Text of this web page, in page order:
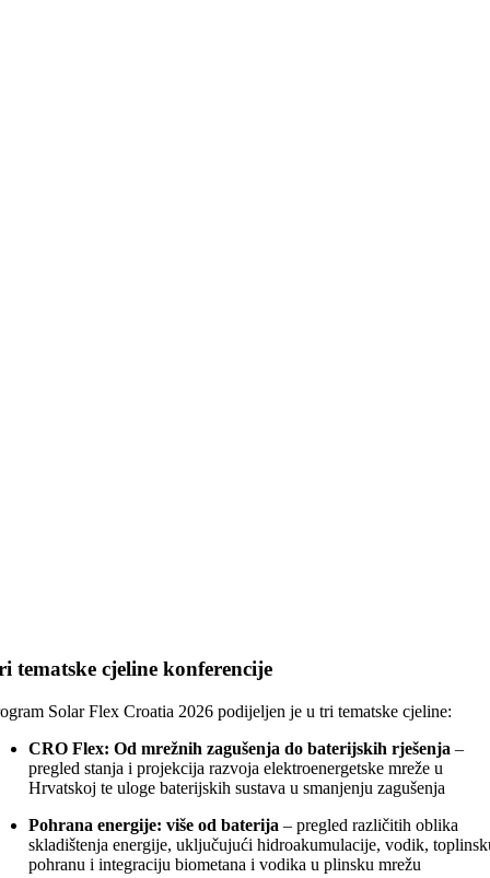
tematske cjeline konferencije
Solar Flex Croatia 2026 podijeljen je u tri tematske cjeline:
CRO Flex: Od mrežnih zagušenja do baterijskih rješenja –
pregled stanja i projekcija razvoja elektroenergetske mreže u
Hrvatskoj te uloge baterijskih sustava u smanjenju zagušenja
Pohrana energije: više od baterija – pregled različitih oblika
skladištenja energije, uključujući hidroakumulacije, vodik,
pohranu i integraciju biometana i vodika u plinsku mrežu